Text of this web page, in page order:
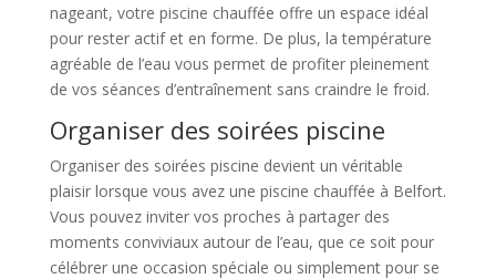
nageant, votre piscine chauffée offre un espace idéal
pour rester actif et en forme. De plus, la température
agréable de l’eau vous permet de profiter pleinement
de vos séances d’entraînement sans craindre le froid.
Organiser des soirées piscine
Organiser des soirées piscine devient un véritable
plaisir lorsque vous avez une piscine chauffée à Belfort.
Vous pouvez inviter vos proches à partager des
moments conviviaux autour de l’eau, que ce soit pour
célébrer une occasion spéciale ou simplement pour se